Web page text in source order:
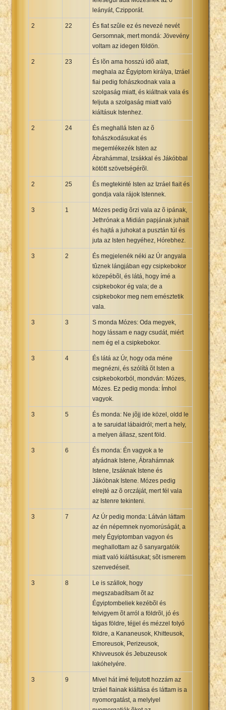
leányát, Czipporát.
2 22
És fiat szûle ez és nevezé nevét
Gersomnak, mert mondá: Jövevény
voltam az idegen földön.
2 23
És lõn ama hosszú idõ alatt,
meghala az Égyiptom királya, Izráel
fiai pedig fohászkodnak vala a
szolgaság miatt, és kiáltnak vala és
feljuta a szolgaság miatt való
kiáltásuk Istenhez.
2 24
És meghallá Isten az õ
fohászkodásukat és
megemlékezék Isten az
Ábrahámmal, Izsákkal és Jákóbbal
kötött szövetségérõl.
2 25
És megtekinté Isten az Izráel fiait és
gondja vala rájok Istennek.
3 1
Mózes pedig õrzi vala az õ ipának,
Jethrónak a Midián papjának juhait
és hajtá a juhokat a pusztán túl és
juta az Isten hegyéhez, Hórebhez.
3 2
És megjelenék néki az Úr angyala
tûznek lángjában egy csipkebokor
közepébõl, és látá, hogy ímé a
csipkebokor ég vala; de a
csipkebokor meg nem emésztetik
vala.
3 3
S monda Mózes: Oda megyek,
hogy lássam e nagy csudát, miért
nem ég el a csipkebokor.
3 4
És látá az Úr, hogy oda méne
megnézni, és szólítá õt Isten a
csipkebokorból, mondván: Mózes,
Mózes. Ez pedig monda: Ímhol
vagyok.
3 5
És monda: Ne jõjj ide közel, oldd le
a te saruidat lábaidról; mert a hely,
a melyen állasz, szent föld.
3 6
És monda: Én vagyok a te
atyádnak Istene, Ábrahámnak
Istene, Izsáknak Istene és
Jákóbnak Istene. Mózes pedig
elrejté az õ orczáját, mert fél vala
az Istenre tekinteni.
3 7
Az Úr pedig monda: Látván láttam
az én népemnek nyomorúságát, a
mely Égyiptomban vagyon és
meghallottam az õ sanyargatóik
miatt való kiáltásukat; sõt ismerem
szenvedéseit.
3 8
Le is szállok, hogy
megszabadítsam õt az
Égyiptombeliek kezébõl és
felvigyem õt arról a földrõl, jó és
tágas földre, téjjel és mézzel folyó
földre, a Kananeusok, Khitteusok,
Emoreusok, Perizeusok,
Khivveusok és Jebuzeusok
lakóhelyére.
3 9
Mivel hát ímé feljutott hozzám az
Izráel fiainak kiáltása és láttam is a
nyomorgatást, a melylyel